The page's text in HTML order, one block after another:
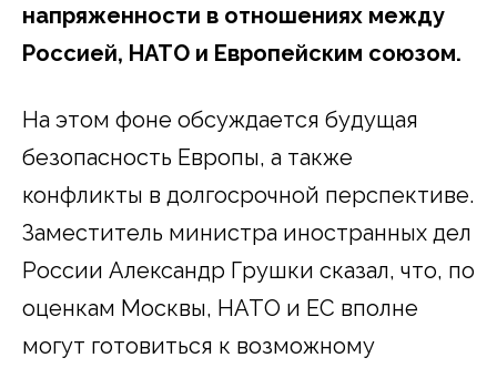
напряженности в отношениях между
Россией, НАТО и Европейским союзом.
На этом фоне обсуждается будущая
безопасность Европы, а также
конфликты в долгосрочной перспективе.
Заместитель министра иностранных дел
России Александр Грушки сказал, что, по
оценкам Москвы, НАТО и ЕС вполне
могут готовиться к возможному